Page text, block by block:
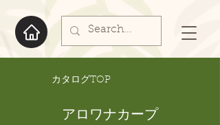
​カタログTOP
アロワナカープ